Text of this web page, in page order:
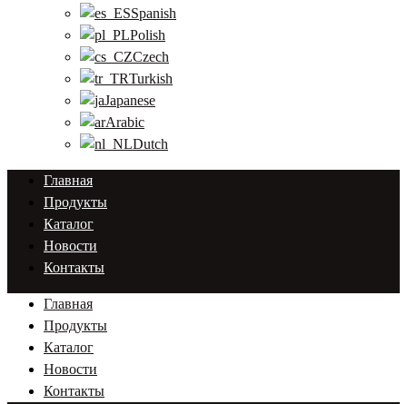
Spanish
Polish
Czech
Turkish
Japanese
Arabic
Dutch
Главная
Продукты
Каталог
Новости
Контакты
Главная
Продукты
Каталог
Новости
Контакты